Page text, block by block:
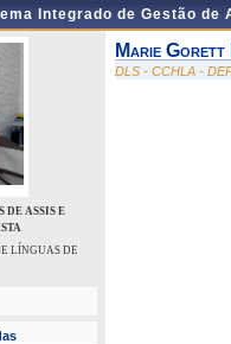
Integrado de Gestão de
DE ASSIS E
LÍNGUAS DE
Marie Gorett
DLS - CCHLA -